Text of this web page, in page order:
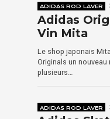
ADIDAS ROD LAVER
Adidas
Vin Mita
Le shop japonais
Originals un nouveau
plusieurs…
ADIDAS ROD LAVER